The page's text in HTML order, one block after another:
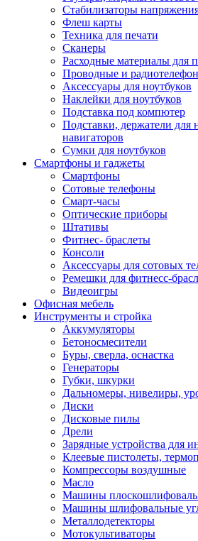
Стабилизаторы
Флеш карты
Техника для печати
Сканеры
Расходные материалы для
Проводные и
Аксессуары для ноутбуков
Наклейки для ноутбуков
Подставка под компютер
Подставки, держатели для
навигаторов
Сумки для ноутбуков
Смартфоны и гаджеты
Смартфоны
Сотовые телефоны
Смарт-часы
Оптические приборы
Штативы
Фитнес- браслеты
Консоли
Аксессуары для сотовых
Ремешки для фитнесс-
Видеоигры
Офисная мебель
Инструменты и стройка
Аккумуляторы
Бетоносмесители
Буры, сверла, оснастка
Генераторы
Губки, шкурки
Дальномеры, нивелиры,
Диски
Дисковые пилы
Дрели
Зарядные устройства для
Клеевые пистолеты,
Компрессоры воздушные
Масло
Машины
Машины шлифовальные
Металлодетекторы
Мотокультиваторы